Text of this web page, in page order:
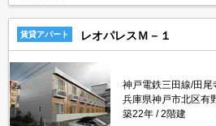
賃貸アパート レオパレスＭ－１
神戸電鉄三田線/田尾
兵庫県神戸市北区有
築22年
2階建